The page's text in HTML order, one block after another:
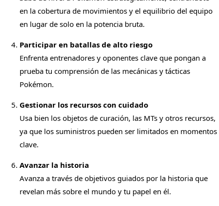
en la cobertura de movimientos y el equilibrio del equipo
en lugar de solo en la potencia bruta.
Participar en batallas de alto riesgo
Enfrenta entrenadores y oponentes clave que pongan a
prueba tu comprensión de las mecánicas y tácticas
Pokémon.
Gestionar los recursos con cuidado
Usa bien los objetos de curación, las MTs y otros recursos,
ya que los suministros pueden ser limitados en momentos
clave.
Avanzar la historia
Avanza a través de objetivos guiados por la historia que
revelan más sobre el mundo y tu papel en él.